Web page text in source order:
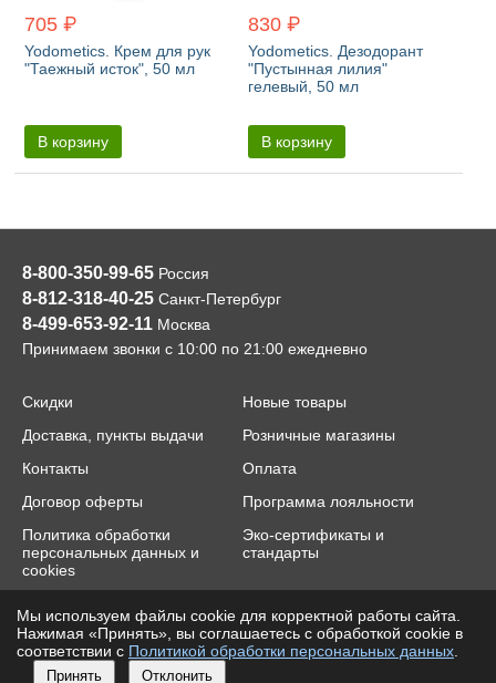
705 ₽
Yodometics. Крем для рук
"Таежный исток", 50 мл
В корзину
830 ₽
Yodometics. Дезодорант
"Пустынная лилия"
гелевый, 50 мл
В корзину
8-800-350-99-65 Россия
8-812-318-40-25 Санкт-Петербург
8-499-653-92-11 Москва
Принимаем звонки с 10:00 по 21:00 ежедневно
Скидки
Новые товары
Доставка, пункты выдачи
Розничные магазины
Контакты
Оплата
Договор оферты
Программа лояльности
Политика обработки
персональных данных и
cookies
Эко-сертификаты и
стандарты
2014-2026 © cloverclover.ru, "Клевер"™
e-mail:contact@cloverclover.ru
Мы используем файлы cookie для корректной работы сайта.
Нажимая «Принять», вы соглашаетесь с обработкой cookie в
соответствии с Политикой обработки персональных данных
Принять Отклонить